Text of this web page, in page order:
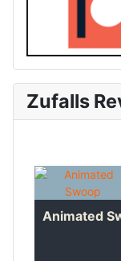
Zufalls
Animated